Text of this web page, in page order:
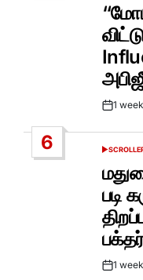
Post
1
6
POSTED
படி
Post
1